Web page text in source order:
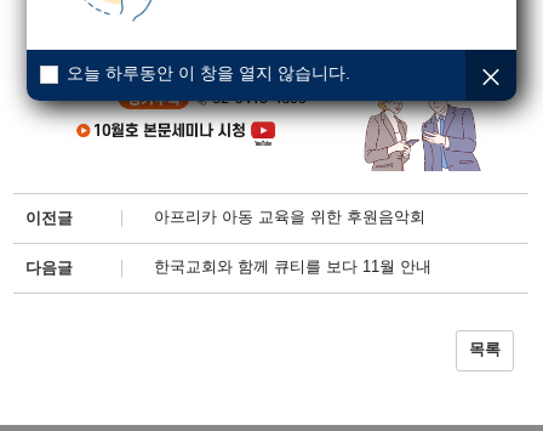
이전글 아프리카 아동 교육을 위한 후원음악회
다음글 한국교회와 함께 큐티를 보다 11월 안내
목록
오늘 하루동안 이 창을 열지 않습니다.